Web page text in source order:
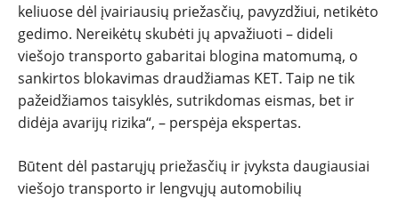
keliuose dėl įvairiausių priežasčių, pavyzdžiui, netikėto
gedimo. Nereikėtų skubėti jų apvažiuoti – dideli
viešojo transporto gabaritai blogina matomumą, o
sankirtos blokavimas draudžiamas KET. Taip ne tik
pažeidžiamos taisyklės, sutrikdomas eismas, bet ir
didėja avarijų rizika“, – perspėja ekspertas.
Būtent dėl pastarųjų priežasčių ir įvyksta daugiausiai
viešojo transporto ir lengvųjų automobilių